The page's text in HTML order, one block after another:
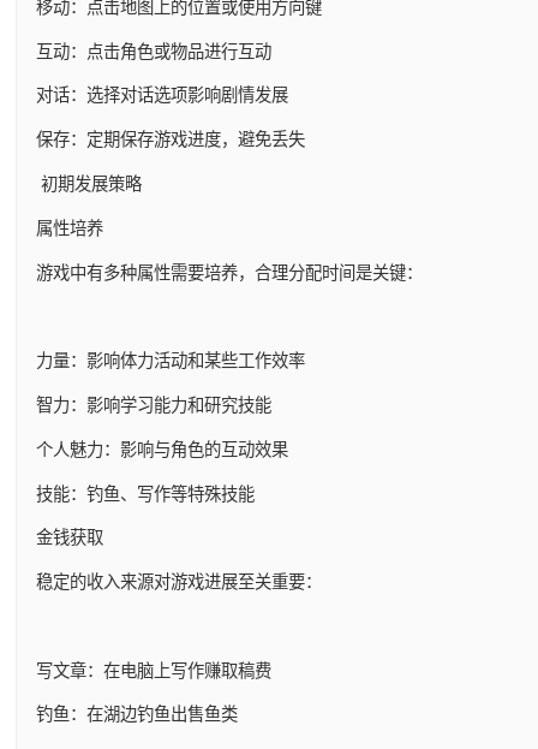
移动：点击地图上的位置或使用方向键
互动：点击角色或物品进行互动
对话：选择对话选项影响剧情发展
保存：定期保存游戏进度，避免丢失
初期发展策略
属性培养
游戏中有多种属性需要培养，合理分配时间是关键：
力量：影响体力活动和某些工作效率
智力：影响学习能力和研究技能
个人魅力：影响与角色的互动效果
技能：钓鱼、写作等特殊技能
金钱获取
稳定的收入来源对游戏进展至关重要：
写文章：在电脑上写作赚取稿费
钓鱼：在湖边钓鱼出售鱼类